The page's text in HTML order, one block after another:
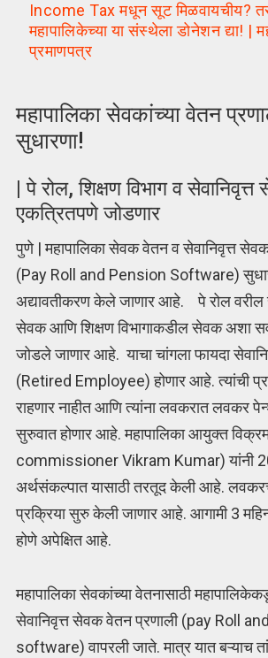
Income Tax मधून सूट मिळवायचीय?
महापालिकेच्या या संस्थेला डोनेशन द्या! |
प्रमाणपत्र
महापालिका सेवकांच्या वेतन
सुधारणा!
| पे रोल, शिक्षण विभाग व सेवानिवृत्त
एकत्रितपणे जोडणार
पुणे | महापालिका सेवक वेतन व सेवानिवृत्त
(Pay Roll and Pension Software)
अद्यावतीकरण केले जाणार आहे. पे रोल वरील
सेवक आणि शिक्षण विभागाकडील सेवक अशा
जोडले जाणार आहे. याचा चांगला फायदा
(Retired Employee) होणार आहे. त्यांची
राहणार नाहीत आणि त्यांना लवकरात लवकर
सुरुवात होणार आहे. महापालिका आयुक्त
commissioner Vikram Kumar) यांनी
अर्थसंकल्पात यासाठी तरतूद केली आहे.
प्रक्रिया सुरु केली जाणार आहे. आगामी 3
होणे अपेक्षित आहे.
महापालिका सेवकांच्या वेतनासाठी
सेवानिवृत्त सेवक वेतन प्रणाली (pay Roll
software) वापरली जाते. मात्र यात बऱ्याच